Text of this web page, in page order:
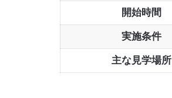
開始時間
実施条件
主な見学場所